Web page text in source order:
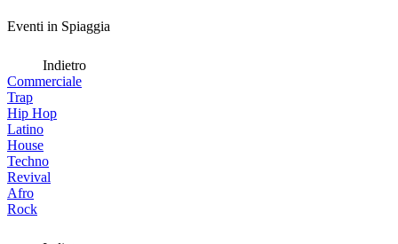
Eventi in Spiaggia
Indietro
Commerciale
Trap
Hip Hop
Latino
House
Techno
Revival
Afro
Rock